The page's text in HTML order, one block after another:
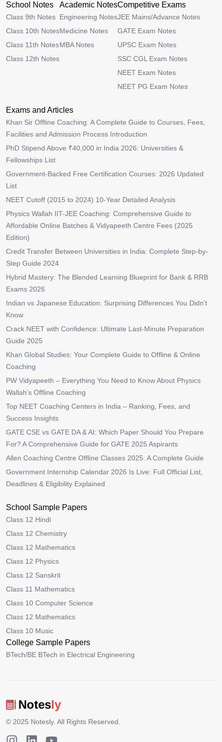
School Notes
Class 9th Notes
Class 10th Notes
Class 11th Notes
Class 12th Notes
Academic Notes
Engineering Notes
Medicine Notes
MBA Notes
Competitive Exams
JEE Mains/Advance Notes
GATE Exam Notes
UPSC Exam Notes
SSC CGL Exam Notes
NEET Exam Notes
NEET PG Exam Notes
Exams and Articles
Khan Sir Offline Coaching: A Complete Guide to Courses, Fees,
Facilities and Admission Process Introduction
PhD Stipend Above ₹40,000 in India 2026: Universities &
Fellowships List
Government-Backed Free Certification Courses: 2026 Updated
List
NEET Cutoff (2015 to 2024) 10-Year Detailed Analysis
Physics Wallah IIT-JEE Coaching: Comprehensive Guide to
Affordable Online Batches & Vidyapeeth Centre Fees (2025
Edition)
Credit Transfer Between Universities in India: Complete Step-by-
Step Guide 2024
Hybrid Mastery: The Blended Learning Blueprint for Bank & RRB
Exams 2026
Indian vs Japanese Education: Surprising Differences You Didn’t
Know
Crack NEET with Confidence: Ultimate Last-Minute Preparation
Guide 2025
Khan Global Studies: Your Complete Guide to Offline & Online
Coaching
PW Vidyapeeth – Everything You Need to Know About Physics
Wallah’s Offline Coaching
Top NEET Coaching Centers in India – Ranking, Fees, and
Success Insights
GATE CSE vs GATE DA & AI: Which Paper Should You Prepare
For? A Comprehensive Guide for GATE 2025 Aspirants
Allen Coaching Centre Offline Classes 2025: A Complete Guide
Government Internship Calendar 2026 Is Live: Full Official List,
Deadlines & Eligibility Explained
School Sample Papers
Class 12 Hindi
Class 12 Chemistry
Class 12 Mathematics
Class 12 Physics
Class 12 Sanskrit
Class 11 Mathematics
Class 10 Computer Science
Class 12 Mathematics
Class 10 Music
College Sample Papers
BTech/BE BTech in Electrical Engineering
Notesly
© 2025 Notesly. All Rights Reserved.